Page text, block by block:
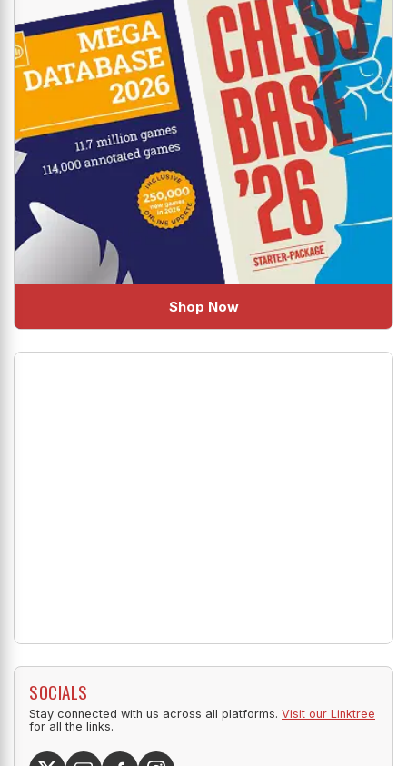
Shop Now
SOCIALS
Stay connected with us across all platforms. Visit our Linktree
for all the links.